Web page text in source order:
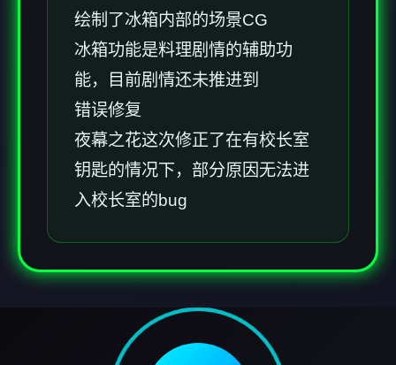
绘制了冰箱内部的场景CG
冰箱功能是料理剧情的辅助功
能，目前剧情还未推进到
错误修复
夜幕之花这次修正了在有校长室
钥匙的情况下，部分原因无法进
入校长室的bug